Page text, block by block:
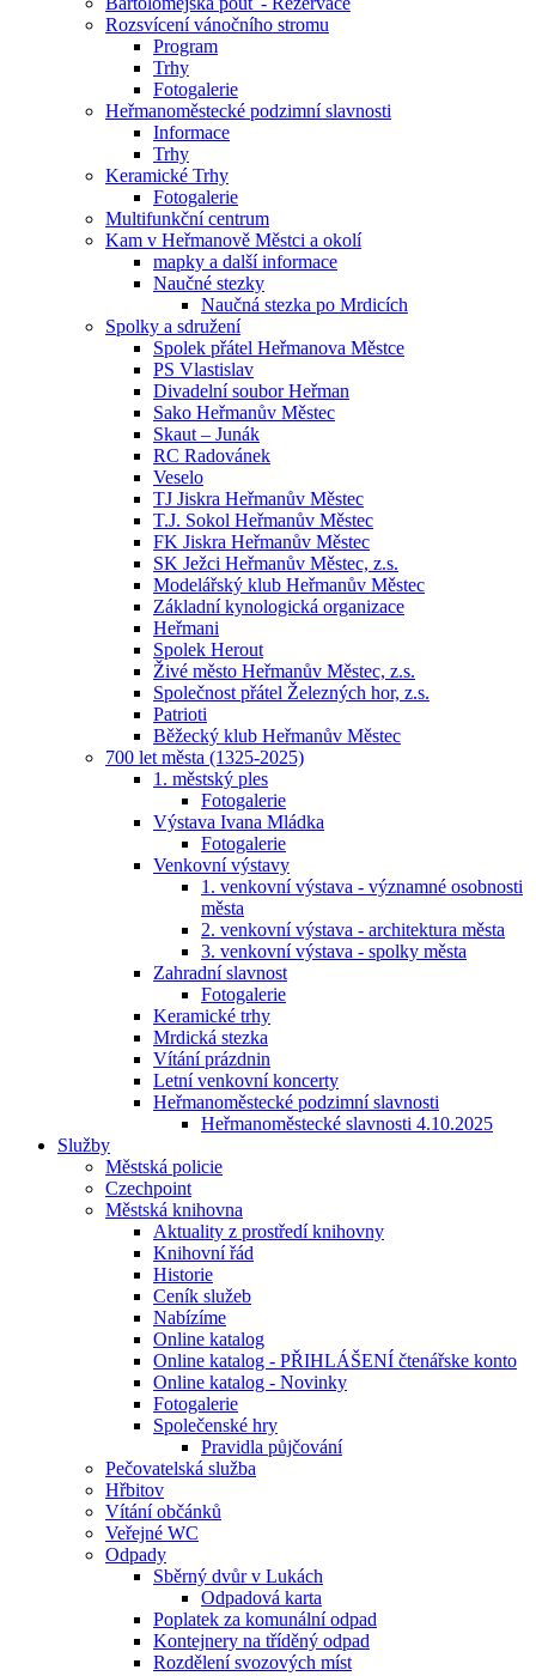
Rozsvícení vánočního stromu
Program
Trhy
Fotogalerie
Heřmanoměstecké podzimní slavnosti
Informace
Trhy
Keramické Trhy
Fotogalerie
Multifunkční centrum
Kam v Heřmanově Městci a okolí
mapky a další informace
Naučné stezky
Naučná stezka po Mrdicích
Spolky a sdružení
Spolek přátel Heřmanova Městce
PS Vlastislav
Divadelní soubor Heřman
Sako Heřmanův Městec
Skaut – Junák
RC Radovánek
Veselo
TJ Jiskra Heřmanův Městec
T.J. Sokol Heřmanův Městec
FK Jiskra Heřmanův Městec
SK Ježci Heřmanův Městec, z.s.
Modelářský klub Heřmanův Městec
Základní kynologická organizace
Heřmani
Spolek Herout
Živé město Heřmanův Městec, z.s.
Společnost přátel Železných hor, z.s.
Patrioti
Běžecký klub Heřmanův Městec
700 let města (1325-2025)
1. městský ples
Fotogalerie
Výstava Ivana Mládka
Fotogalerie
Venkovní výstavy
1. venkovní výstava - významné osobnosti
města
2. venkovní výstava - architektura města
3. venkovní výstava - spolky města
Zahradní slavnost
Fotogalerie
Keramické trhy
Mrdická stezka
Vítání prázdnin
Letní venkovní koncerty
Heřmanoměstecké podzimní slavnosti
Heřmanoměstecké slavnosti 4.10.2025
Služby
Městská policie
Czechpoint
Městská knihovna
Aktuality z prostředí knihovny
Knihovní řád
Historie
Ceník služeb
Nabízíme
Online katalog
Online katalog - PŘIHLÁŠENÍ čtenářske konto
Online katalog - Novinky
Fotogalerie
Společenské hry
Pravidla půjčování
Pečovatelská služba
Hřbitov
Vítání občánků
Veřejné WC
Odpady
Sběrný dvůr v Lukách
Odpadová karta
Poplatek za komunální odpad
Kontejnery na tříděný odpad
Rozdělení svozových míst